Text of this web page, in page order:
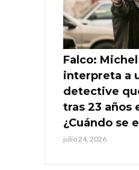
Falco:
interpreta a
detective
tras 23 años
¿Cuándo se
julio 24, 2026